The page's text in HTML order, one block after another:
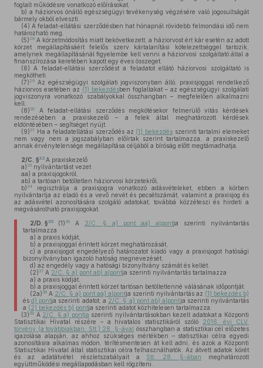
foglalt működésre vonatkozó előírásokat,
b) a háziorvos önálló egészségügyi tevékenység végzésére való jogosultságát
bármely okból elveszti.
(4) A feladat-ellátási szerződésben hat hónapnál rövidebb felmondási idő nem
határozható meg.
(5) 28 A körzetmódosítás miatt bekövetkezett, a háziorvost ért kár esetén az adott
körzet megállapításáért felelős szerv kártalanítási kötelezettséggel tartozik,
amelynek megállapításánál figyelembe kell venni a háziorvosi szolgáltató által a
finanszírozása keretében kapott egy éves összeget.
(6) A feladat-ellátási szerződést a feladatot ellátó háziorvosi szolgáltató is
megkötheti.
(7) 29 Az egészségügyi szolgálati jogviszonyban álló, praxisjoggal rendelkező
háziorvos esetében az (1) bekezdésben foglaltakat – az egészségügyi szolgálati
jogviszonyra vonatkozó szabályokkal összhangban – megfelelően alkalmazni
kell.
(8) 30
A feladat-ellátási szerződés megkötésekor felmerülő vitás kérdések
rendezésében a praxiskezelő – a felek által meghatározott kérdések
eldöntésében – segítséget nyújt.
(9) 31 Ha a feladatellátási szerződés az (1) bekezdésszerinti tartalmi elemeket
nem vagy nem a jogszabályban előírtak szerint tartalmazza, a praxiskezelő
annak érvénytelensége megállapítása céljából a bíróság előtt megtámadhatja.
2/C. §32 A praxiskezelő
a) 33 nyilvántartást vezet
aa) a praxisjogokról,
ab) a tartósan betöltetlen háziorvosi körzetekről,
b) 34
regisztrálja a praxisjogra vonatkozó adásvételeket, ebben a körben
nyilvántartja az eladó és a vevő nevét és pecsétszámát, valamint a praxisjog és
az adásvétel azonosítására szolgáló adatokat, továbbá közzéteszi és hirdeti a
megvásárolható praxisjogokat.
2/D. §35 (1) 36A 2/C. § a) pont aa) alpontja szerinti nyilvántartás
tartalmazza
a) a praxis kódját,
b) a praxisjoggal érintett körzet meghatározását,
c) a praxisjogot engedélyező határozatot kiadó vagy a praxisjogot hatósági
bizonyítványban igazoló hatóság megnevezését,
d) az engedély vagy a hatósági bizonyítvány számát és keltét.
(2) 37A 2/C. § a) pont ab) alpontja szerinti nyilvántartás tartalmazza
a) a praxis kódját,
b) a praxisjoggal érintett körzet tartósan betöltetlenné válásának időpontját.
(2a) 38A 2/C. § a) pont aa) alpontja szerinti nyilvántartás az (1) bekezdés b)
és d) pontja szerinti adatot, a 2/C. § a) pont ab) alpontja szerinti nyilvántartás
a (2) bekezdés b) pontja szerinti adatot közhitelesen tartalmazza.
(3) 39 A 2/C. § a) pontja szerinti nyilvántartásokban kezelt adatokat a Központi
Statisztikai Hivatal részére – a hivatalos statisztikáról szóló 2016. évi CLV.
törvény (a továbbiakban: Stt.) 28. §-ával összhangban a statisztikai cél előzetes
igazolása alapján, az ahhoz szükséges mértékben – statisztikai célra egyedi
azonosításra alkalmas módon, térítésmentesen át kell adni, és azok a Központi
Statisztikai Hivatal által statisztikai célra felhasználhatók. Az átvett adatok körét
és az adatátvétel részletszabályait a Stt. 28. §-ában meghatározott
együttműködési megállapodásban kell rögzíteni.